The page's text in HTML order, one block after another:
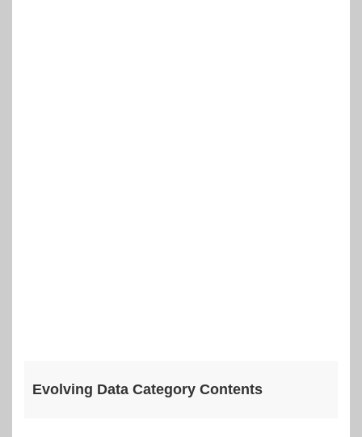
Evolving Data Category Contents